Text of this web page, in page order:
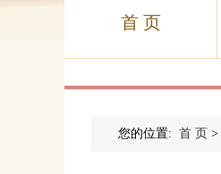
首 页
您的位置: 首 页 >